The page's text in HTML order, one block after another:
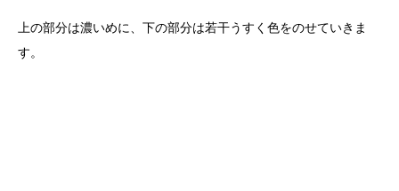
上の部分は濃いめに、下の部分は若干うすく色をのせていきま
す。